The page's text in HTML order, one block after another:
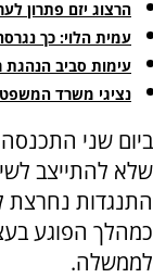
הרצוג יזם פתרון
עמית הלוי: כך
עימות סביב הנהגת
נציגי משרד
ביום שני
שלא להתייצב
התנגדות נחרצת
כמהלך הפוגע
לממשלה.